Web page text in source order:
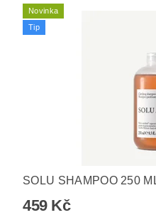
Novinka
Tip
SOLU SHAMPOO 250
459 Kč